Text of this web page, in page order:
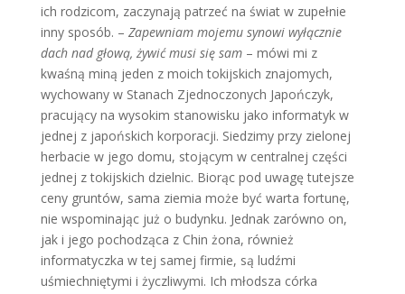
ich rodzicom, zaczynają patrzeć na świat w zupełnie
inny sposób. – Zapewniam mojemu synowi wyłącznie
dach nad głową, żywić musi się sam– mówi mi z
kwaśną miną jeden z moich tokijskich znajomych,
wychowany w Stanach Zjednoczonych Japończyk,
pracujący na wysokim stanowisku jako informatyk w
jednej z japońskich korporacji. Siedzimy przy zielonej
herbacie w jego domu, stojącym w centralnej części
jednej z tokijskich dzielnic. Biorąc pod uwagę tutejsze
ceny gruntów, sama ziemia może być warta fortunę,
nie wspominając już o budynku. Jednak zarówno on,
jak i jego pochodząca z Chin żona, również
informatyczka w tej samej firmie, są ludźmi
uśmiechniętymi i życzliwymi. Ich młodsza córka